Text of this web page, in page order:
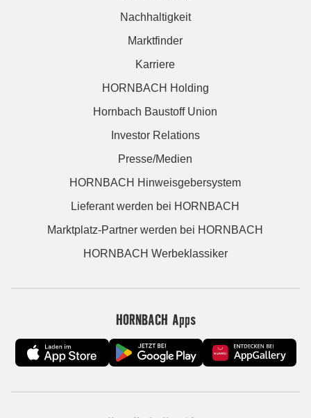
Nachhaltigkeit
Marktfinder
Karriere
HORNBACH Holding
Hornbach Baustoff Union
Investor Relations
Presse/Medien
HORNBACH Hinweisgebersystem
Lieferant werden bei HORNBACH
Marktplatz-Partner werden bei HORNBACH
HORNBACH Werbeklassiker
HORNBACH Apps